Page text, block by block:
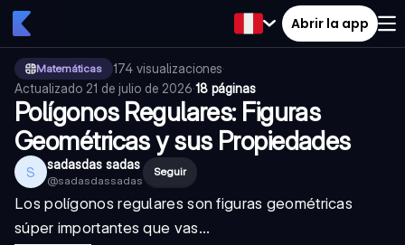
Abrir la app
Matemáticas 174 visualizaciones·
Actualizado 21 de julio de 2026·18 páginas
Polígonos Regulares: Figuras
Geométricas y sus Propiedades
S sadasdas sadas
@sadasdassadas
Seguir
Los polígonos regulares son figuras geométricas
súper importantes que vas...